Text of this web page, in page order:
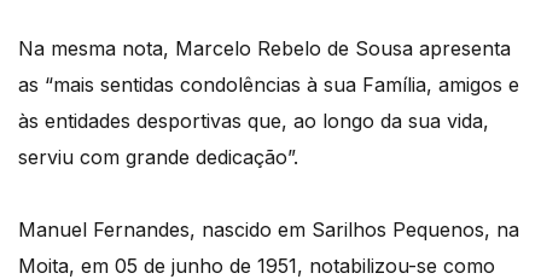
Na mesma nota, Marcelo Rebelo de Sousa apresenta
as “mais sentidas condolências à sua Família, amigos e
às entidades desportivas que, ao longo da sua vida,
serviu com grande dedicação”.
Manuel Fernandes, nascido em Sarilhos Pequenos, na
Moita, em 05 de junho de 1951, notabilizou-se como